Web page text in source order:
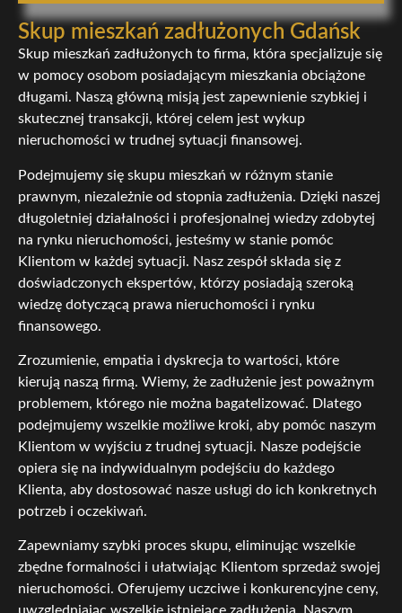
Skup mieszkań zadłużonych Gdańsk
Skup mieszkań zadłużonych to firma, która specjalizuje się
w pomocy osobom posiadającym mieszkania obciążone
długami. Naszą główną misją jest zapewnienie szybkiej i
skutecznej transakcji, której celem jest wykup
nieruchomości w trudnej sytuacji finansowej.
Podejmujemy się skupu mieszkań w różnym stanie
prawnym, niezależnie od stopnia zadłużenia. Dzięki naszej
długoletniej działalności i profesjonalnej wiedzy zdobytej
na rynku nieruchomości, jesteśmy w stanie pomóc
Klientom w każdej sytuacji. Nasz zespół składa się z
doświadczonych ekspertów, którzy posiadają szeroką
wiedzę dotyczącą prawa nieruchomości i rynku
finansowego.
Zrozumienie, empatia i dyskrecja to wartości, które
kierują naszą firmą. Wiemy, że zadłużenie jest poważnym
problemem, którego nie można bagatelizować. Dlatego
podejmujemy wszelkie możliwe kroki, aby pomóc naszym
Klientom w wyjściu z trudnej sytuacji. Nasze podejście
opiera się na indywidualnym podejściu do każdego
Klienta, aby dostosować nasze usługi do ich konkretnych
potrzeb i oczekiwań.
Zapewniamy szybki proces skupu, eliminując wszelkie
zbędne formalności i ułatwiając Klientom sprzedaż swojej
nieruchomości. Oferujemy uczciwe i konkurencyjne ceny,